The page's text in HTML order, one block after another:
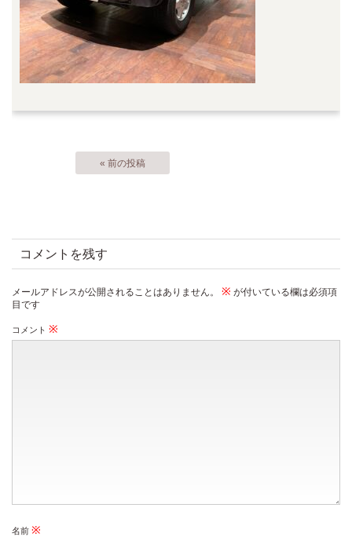
« 前の投稿
コメントを残す
メールアドレスが公開されることはありません。 ※ が付いている欄は必須項
目です
コメント ※
名前 ※